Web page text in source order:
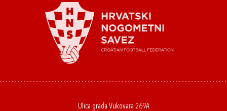
Ulica grada Vukovara 269A